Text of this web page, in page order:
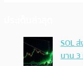
SOL
นาน 3